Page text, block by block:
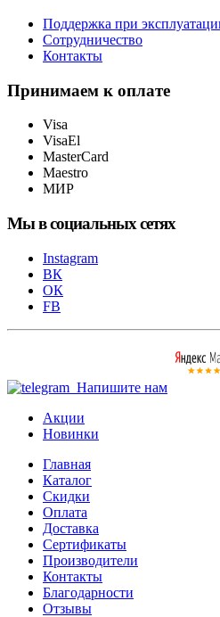
Поддержка при
Сотрудничество
Контакты
Принимаем к оплате
Visa
VisaEl
MasterCard
Maestro
МИР
Мы в социальных сетях
Instagram
ВК
ОК
FB
Напишите нам
Акции
Новинки
Главная
Каталог
Скидки
Оплата
Доставка
Сертификаты
Производители
Контакты
Благодарности
Отзывы